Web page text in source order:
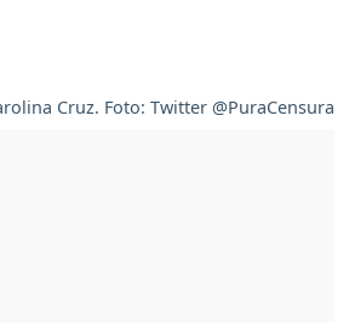
Cruz. Foto: Twitter @PuraCensura